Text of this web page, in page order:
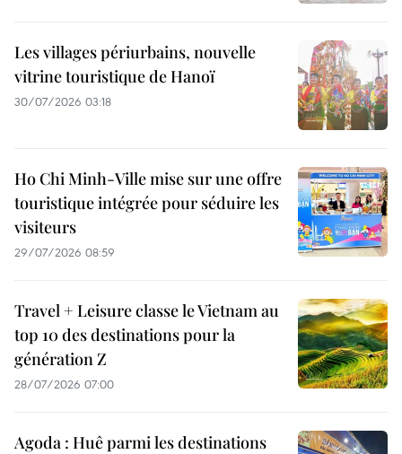
Les villages périurbains, nouvelle
vitrine touristique de Hanoï
30/07/2026 03:18
Ho Chi Minh-Ville mise sur une offre
touristique intégrée pour séduire les
visiteurs
29/07/2026 08:59
Travel + Leisure classe le Vietnam au
top 10 des destinations pour la
génération Z
28/07/2026 07:00
Agoda : Huê parmi les destinations